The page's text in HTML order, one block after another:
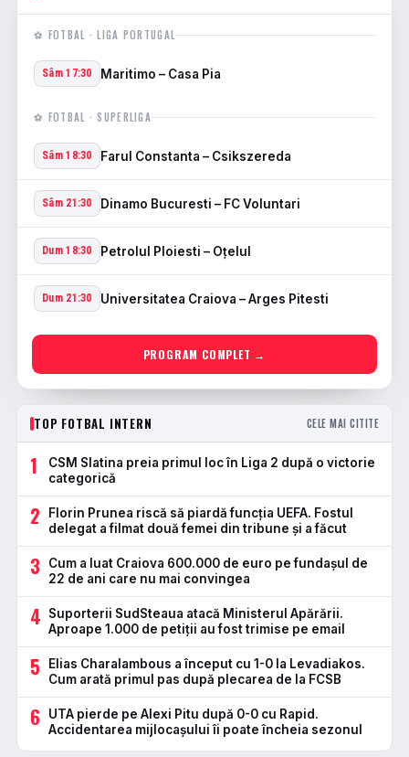
⚽ FOTBAL · LIGA PORTUGAL
Sâm 17:30 Maritimo – Casa Pia
⚽ FOTBAL · SUPERLIGA
Sâm 18:30 Farul Constanta – Csikszereda
Sâm 21:30 Dinamo Bucuresti – FC Voluntari
Dum 18:30 Petrolul Ploiesti – Oţelul
Dum 21:30 Universitatea Craiova – Arges Pitesti
PROGRAM COMPLET →
TOP FOTBAL INTERN CELE MAI CITITE
1
CSM Slatina preia primul loc în Liga 2 după o victorie
categorică
2
Florin Prunea riscă să piardă funcția UEFA. Fostul
delegat a filmat două femei din tribune și a făcut
3
Cum a luat Craiova 600.000 de euro pe fundașul de
22 de ani care nu mai convingea
4
Suporterii SudSteaua atacă Ministerul Apărării.
Aproape 1.000 de petiții au fost trimise pe email
5
Elias Charalambous a început cu 1-0 la Levadiakos.
Cum arată primul pas după plecarea de la FCSB
6
UTA pierde pe Alexi Pitu după 0-0 cu Rapid.
Accidentarea mijlocașului îi poate încheia sezonul